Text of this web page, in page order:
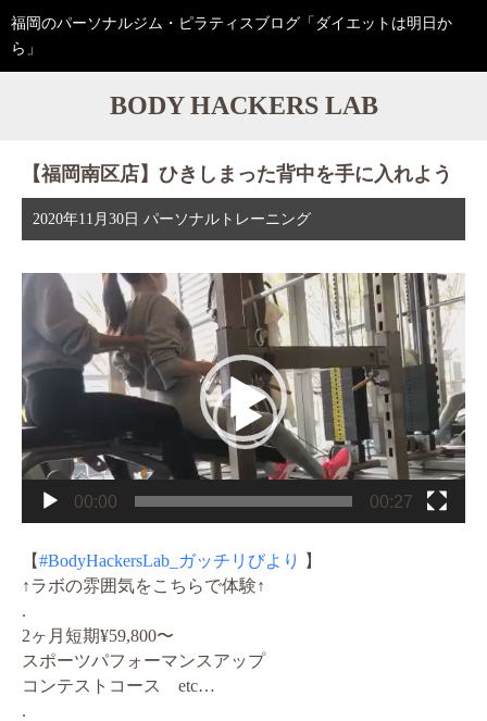
福岡のパーソナルジム・ピラティスブログ「ダイエットは明日か
ら」
BODY HACKERS LAB
【福岡南区店】ひきしまった背中を手に入れよう
2020年11月30日 パーソナルトレーニング
動
プ
レ
ー
ヤ
ー
00:00 00:27
【#BodyHackersLab_ガッチリびより
】
↑ラボの雰囲気をこちらで体験↑
.
2ヶ月短期¥59,800〜
スポーツパフォーマンスアップ
コンテストコース etc…
.